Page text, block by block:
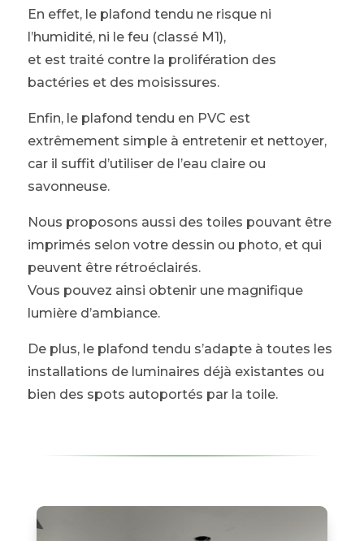
En effet, le plafond tendu ne risque ni
l’humidité, ni le feu (classé M1),
et est traité contre la prolifération des
bactéries et des moisissures.
Enfin, le plafond tendu en PVC est
extrêmement simple à entretenir et nettoyer,
car il suffit d’utiliser de l’eau claire ou
savonneuse.
Nous proposons aussi des toiles pouvant être
imprimés selon votre dessin ou photo, et qui
peuvent être rétroéclairés.
Vous pouvez ainsi obtenir une magnifique
lumière d’ambiance.
De plus, le plafond tendu s’adapte à toutes les
installations de luminaires déjà existantes ou
bien des spots autoportés par la toile.